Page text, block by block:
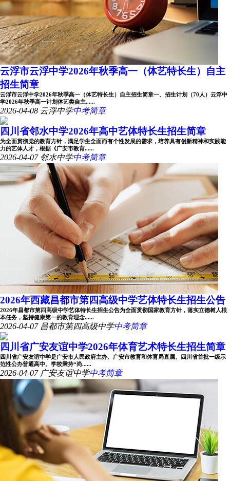
云浮市云浮中学2026年秋季高一（体艺特长生）自主
招生简章
云浮市云浮中学2026年秋季高一（体艺特长生）自主招生简章一、招生计划（70人）云浮中
学2026年秋季高一计划体艺类自主......
2026-04-08 云浮中学中考简章
四川省邻水中学2026年高中艺体特长生招生简章
为全面贯彻党的教育方针，满足学生全面而有个性发展的需求，培养具有创新精神和实践能
力的艺体人才，根据《广安市教育......
2026-04-07 邻水中学中考简章
2026年西藏昌都市第四高级中学艺体特长生招生公告
2026年昌都市第四高级中学艺体特长生招生公告为全面贯彻国家教育方针，落实立德树人根
本任务，坚持健康第一的教育理念......
2026-04-07 昌都市第四高级中学中考简章
四川省广安友谊中学2026年体育艺术特长生招生简章
四川省广安友谊中学是广安市人民政府主办、广安市教育和体育局直属、四川省首批一级示
范性公办普通高中。学校秉持“尚......
2026-04-07 广安友谊中学中考简章